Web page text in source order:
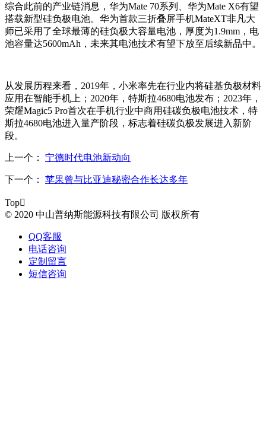
综合此前的产业链消息，华为Mate 70系列、华为Mate X6有望
搭载新型硅负极电池。华为首款三折叠屏手机MateXT非凡大
师已采用了全球最薄的硅负极大容量电池，厚度为1.9mm，电
池容量达5600mAh，未来其电池技术有望下放至后续新品中。
从发展历程来看，2019年，小米率先在行业内将硅基负极材料
应用在智能手机上；2020年，特斯拉4680电池发布；2023年，
荣耀Magic5 Pro首次在手机行业中商用硅碳负极电池技术，特
斯拉4680电池进入量产阶段，标志着硅碳负极发展进入新阶
段。
上一个： 宁德时代电池新动向
下一个： 苹果曾与比亚迪秘密合作长达多年
Top
© 2020 中山普纳斯能源科技有限公司 版权所有
QQ客服
电话咨询
定制留言
短信咨询